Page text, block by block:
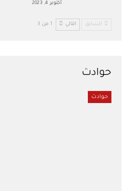
أكتوبر 4, 2023
السابق التالي 1 من 3
حوادث
حوادث